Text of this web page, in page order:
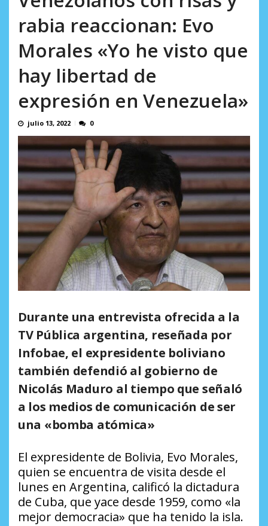
Rodeo I por la libertad inmediata de l...
AGOSTO 5, 2026
rabia reaccionan: Evo
Morales «Yo he visto que
hay libertad de
expresión en Venezuela»
julio 13, 2022 0
Durante una entrevista ofrecida a la
TV Pública argentina, reseñada por
Infobae, el expresidente boliviano
también defendió al gobierno de
Nicolás Maduro al tiempo que señaló
a los medios de comunicación de ser
una «bomba atómica»
El expresidente de Bolivia, Evo Morales,
quien se encuentra de visita desde el
lunes en Argentina, calificó la dictadura
de Cuba, que yace desde 1959, como «la
mejor democracia» que ha tenido la isla.